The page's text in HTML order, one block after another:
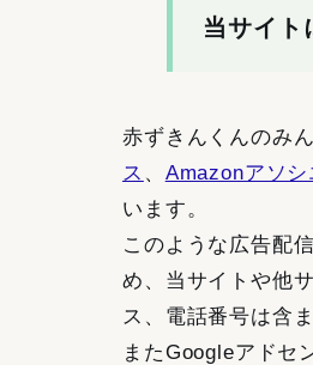
当サイト
赤ずきんくんのみ
ス 、 Amazonアソシ
います。
このような広告配
め、当サイトや他
ス、電話番号は含
またGoogleアドセ